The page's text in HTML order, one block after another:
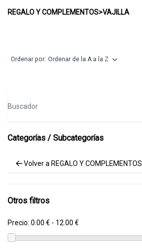
VAJILLA
REGALO Y COMPLEMENTOS>VAJILLA
Ordenar por: Ordenar de la A a la Z
Categorías / Subcategorías
Volver a REGALO Y COMPLEMENTOS
Otros filtros
Precio: 0.00 € - 12.00 €